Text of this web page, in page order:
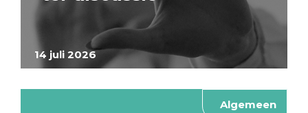
14 juli 2026
Algemeen